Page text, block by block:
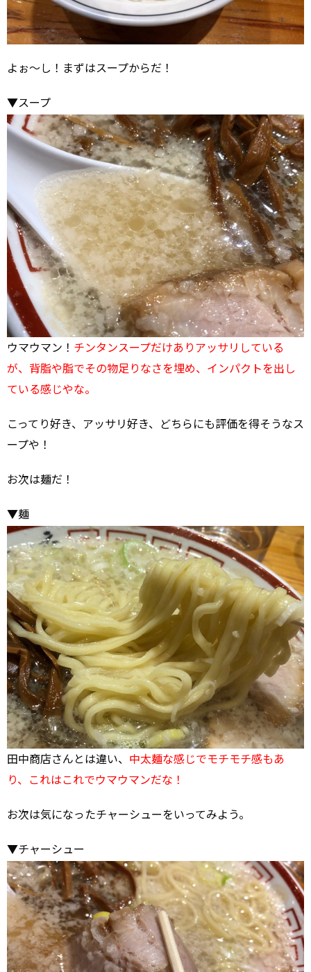
よぉ～し！まずはスープからだ！
▼スープ
ウマウマン！ チンタンスープだけありアッサリしている
が、背脂や脂でその物足りなさを埋め、インパクトを出し
ている感じやな。
こってり好き、アッサリ好き、どちらにも評価を得そうなス
ープや！
お次は麺だ！
▼麺
田中商店さんとは違い、 中太麺な感じでモチモチ感もあ
り、これはこれでウマウマンだな！
お次は気になったチャーシューをいってみよう。
▼チャーシュー